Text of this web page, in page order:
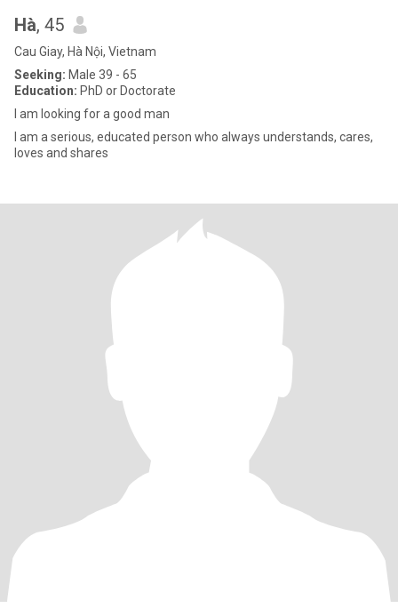
Hà, 45
Cau Giay, Hà Nội, Vietnam
Seeking: Male 39 - 65
Education: PhD or Doctorate
I am looking for a good man
I am a serious, educated person who always understands, cares,
loves and shares